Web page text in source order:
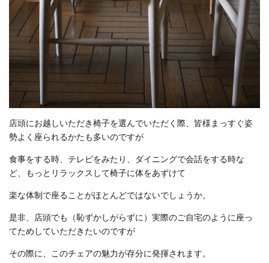
店頭にお越しいただき椅子を選んでいただく際、皆様まっすぐ姿
勢よく座られるかたも多いのですが
食事をする時、テレビをみたり、ダイニングで会話をする時な
ど、もっとリラックスして椅子に体をあずけて
楽な体制で座ることがほとんどではないでしょうか。
是非、店頭でも（恥ずかしがらずに）実際のご自宅のように座っ
てためしていただきたいのですが
その際に、このチェアの魅力が存分に発揮されます。